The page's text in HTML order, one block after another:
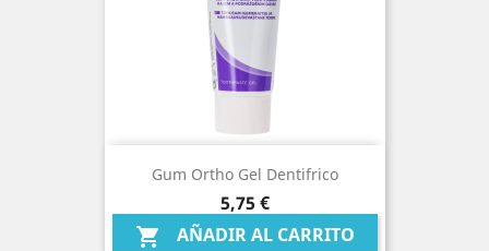
Gum Ortho Gel Dentifrico
Precio
5,75 €
 AÑADIR AL CARRITO